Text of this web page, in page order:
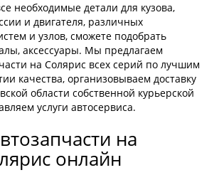
необходимые детали для кузова,
и двигателя, различных
и узлов, сможете подобрать
аксессуары. Мы предлагаем
на Солярис всех серий по лучшим
качества, организовываем доставку
области собственной курьерской
услуги автосервиса.
на
онлайн